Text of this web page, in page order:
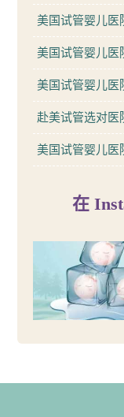
美国试管婴儿医
美国试管婴儿医
美国试管婴儿医
赴美试管选对医
美国试管婴儿医
在